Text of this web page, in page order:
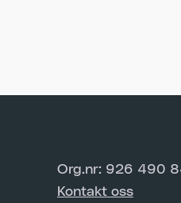
Org.nr: 926 490
Kontakt oss